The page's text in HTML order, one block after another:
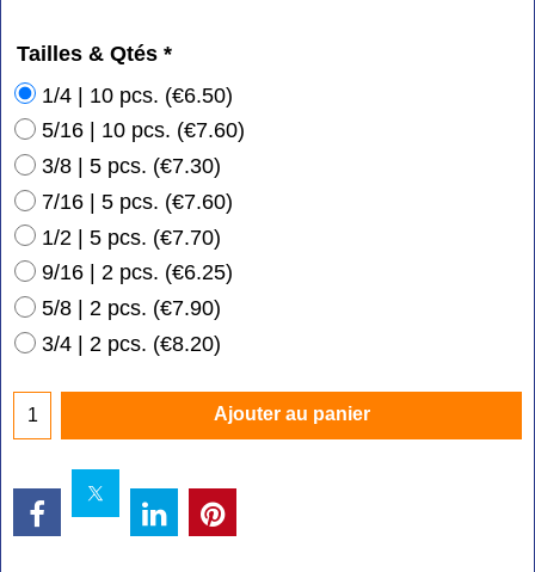
Tailles & Qtés *
1/4 | 10 pcs. (€6.50)
5/16 | 10 pcs. (€7.60)
3/8 | 5 pcs. (€7.30)
7/16 | 5 pcs. (€7.60)
1/2 | 5 pcs. (€7.70)
9/16 | 2 pcs. (€6.25)
5/8 | 2 pcs. (€7.90)
3/4 | 2 pcs. (€8.20)
Ajouter au panier